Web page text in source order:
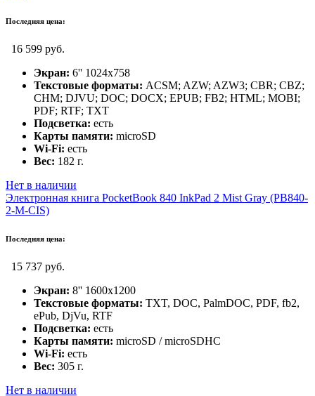
Последняя цена:
16 599 руб.
Экран: 6'' 1024x758
Текстовые форматы: ACSM; AZW; AZW3; CBR; CBZ;
CHM; DJVU; DOC; DOCX; EPUB; FB2; HTML; MOBI;
PDF; RTF; TXT
Подсветка: есть
Карты памяти: microSD
Wi-Fi: есть
Вес: 182 г.
Нет в наличии
Электронная книга PocketBook 840 InkPad 2 Mist Gray (PB840-
2-M-CIS)
Последняя цена:
15 737 руб.
Экран: 8'' 1600x1200
Текстовые форматы: TXT, DOC, PalmDOC, PDF, fb2,
ePub, DjVu, RTF
Подсветка: есть
Карты памяти: microSD / microSDHC
Wi-Fi: есть
Вес: 305 г.
Нет в наличии